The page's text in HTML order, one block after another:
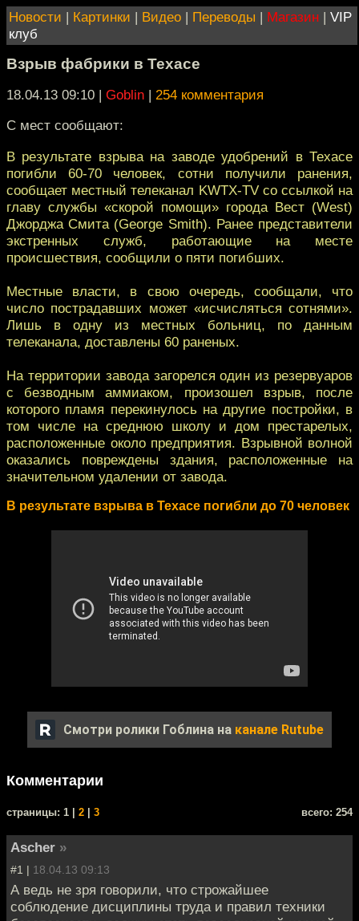
Новости | Картинки | Видео | Переводы | Магазин | VIP
клуб
Взрыв фабрики в Техасе
18.04.13 09:10 | Goblin | 254 комментария
С мест сообщают:
В результате взрыва на заводе удобрений в Техасе
погибли 60-70 человек, сотни получили ранения,
сообщает местный телеканал KWTX-TV со ссылкой на
главу службы «скорой помощи» города Вест (West)
Джорджа Смита (George Smith). Ранее представители
экстренных служб, работающие на месте
происшествия, сообщили о пяти погибших.
Местные власти, в свою очередь, сообщали, что
число пострадавших может «исчисляться сотнями».
Лишь в одну из местных больниц, по данным
телеканала, доставлены 60 раненых.
На территории завода загорелся один из резервуаров
с безводным аммиаком, произошел взрыв, после
которого пламя перекинулось на другие постройки, в
том числе на среднюю школу и дом престарелых,
расположенные около предприятия. Взрывной волной
оказались повреждены здания, расположенные на
значительном удалении от завода.
В результате взрыва в Техасе погибли до 70 человек
Смотри ролики Гоблина на канале Rutube
Комментарии
cтраницы: 1 | 2 3 всего: 254
Ascher »
#1 | 18.04.13 09:13
А ведь не зря говорили, что строжайшее
соблюдение дисциплины труда и правил техники